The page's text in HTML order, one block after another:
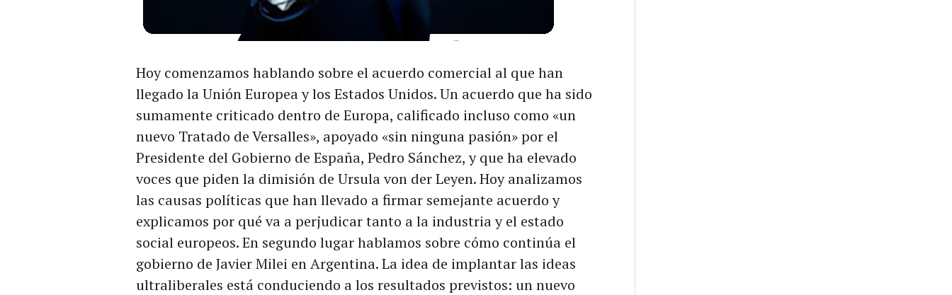
Hoy comenzamos hablando sobre el acuerdo comercial al que han
llegado la Unión Europea y los Estados Unidos. Un acuerdo que ha sido
sumamente criticado dentro de Europa, calificado incluso como «un
nuevo Tratado de Versalles», apoyado «sin ninguna pasión» por el
Presidente del Gobierno de España, Pedro Sánchez, y que ha elevado
voces que piden la dimisión de Ursula von der Leyen. Hoy analizamos
las causas políticas que han llevado a firmar semejante acuerdo y
explicamos por qué va a perjudicar tanto a la industria y el estado
social europeos. En segundo lugar hablamos sobre cómo continúa el
gobierno de Javier Milei en Argentina. La idea de implantar las ideas
ultraliberales está conduciendo a los resultados previstos: un nuevo